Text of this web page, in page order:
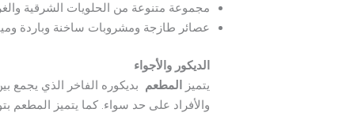
مجموعة متنوعة من الحلويات الشرقية
عصائر طازجة ومشروبات ساخنة وباردة
الديكور والأجواء
يتميز
المطعم
بديكوره الفاخر الذي يجمع
والأفراد على حد سواء. كما يتميز المطعم